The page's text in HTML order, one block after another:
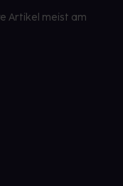
Artikel meist am